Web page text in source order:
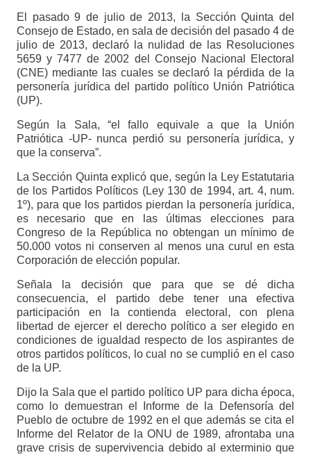
El pasado 9 de julio de 2013, la Sección Quinta del
Consejo de Estado, en sala de decisión del pasado 4 de
julio de 2013, declaró la nulidad de las Resoluciones
5659 y 7477 de 2002 del Consejo Nacional Electoral
(CNE) mediante las cuales se declaró la pérdida de la
personería jurídica del partido político Unión Patriótica
(UP).
Según la Sala, “el fallo equivale a que la Unión
Patriótica -UP- nunca perdió su personería jurídica, y
que la conserva”.
La Sección Quinta explicó que, según la Ley Estatutaria
de los Partidos Políticos (Ley 130 de 1994, art. 4, num.
1º), para que los partidos pierdan la personería jurídica,
es necesario que en las últimas elecciones para
Congreso de la República no obtengan un mínimo de
50.000 votos ni conserven al menos una curul en esta
Corporación de elección popular.
Señala la decisión que para que se dé dicha
consecuencia, el partido debe tener una efectiva
participación en la contienda electoral, con plena
libertad de ejercer el derecho político a ser elegido en
condiciones de igualdad respecto de los aspirantes de
otros partidos políticos, lo cual no se cumplió en el caso
de la UP.
Dijo la Sala que el partido político UP para dicha época,
como lo demuestran el Informe de la Defensoría del
Pueblo de octubre de 1992 en el que además se cita el
Informe del Relator de la ONU de 1989, afrontaba una
grave crisis de supervivencia debido al exterminio que